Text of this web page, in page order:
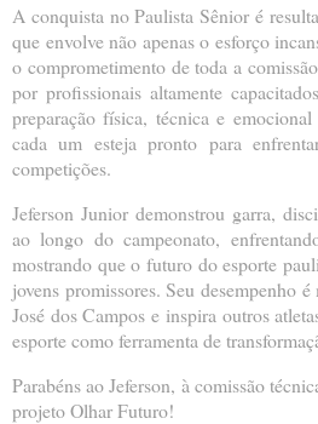
A conquista no Paulista Sênior é
que envolve não apenas o esforço
o comprometimento de toda a
por profissionais altamente
preparação física, técnica e
cada um esteja pronto para
competições.
Jeferson Junior demonstrou garra,
ao longo do campeonato,
mostrando que o futuro do esporte
jovens promissores. Seu desempenho
José dos Campos e inspira outros
esporte como ferramenta de
Parabéns ao Jeferson, à comissão
projeto Olhar Futuro!